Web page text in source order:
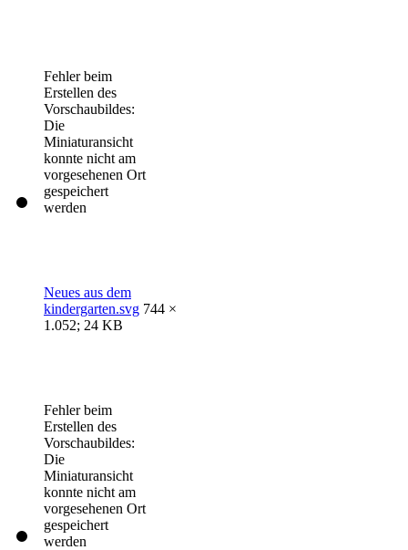
Fehler beim
Erstellen des
Vorschaubildes:
Die
Miniaturansicht
konnte nicht am
vorgesehenen Ort
gespeichert
werden
Neues aus dem
kindergarten.svg 744 ×
1.052; 24 KB
Fehler beim
Erstellen des
Vorschaubildes:
Die
Miniaturansicht
konnte nicht am
vorgesehenen Ort
gespeichert
werden